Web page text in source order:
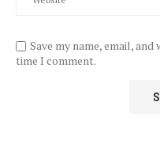
Save my name, email,
time I comment.